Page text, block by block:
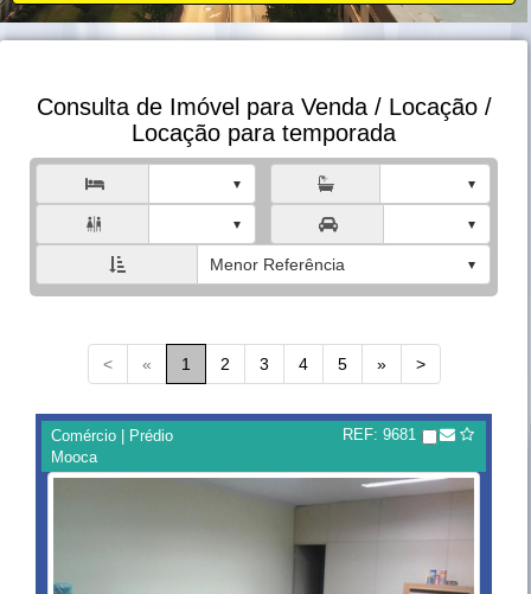
Consulta de Imóvel para Venda / Locação /
Locação para temporada

 
Menor Referência
< « 1 2 3 4 5 » >
Comércio | Prédio
Mooca
REF: 9681